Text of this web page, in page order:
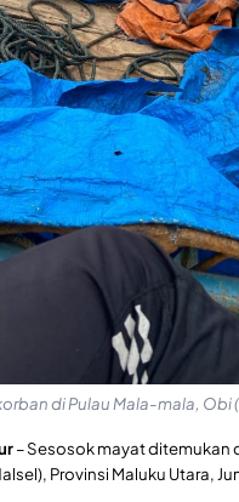
di Pulau Mala-mala,
– Sesosok mayat ditemukan
Provinsi Maluku Utara,